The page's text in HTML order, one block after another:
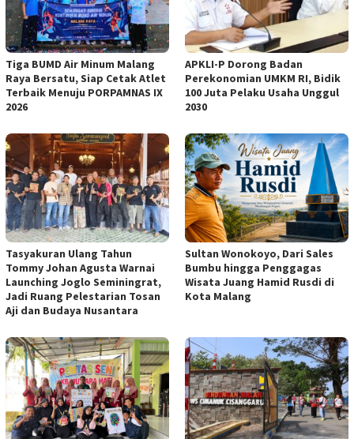
Tiga BUMD Air Minum Malang
Raya Bersatu, Siap Cetak Atlet
Terbaik Menuju PORPAMNAS IX
2026
APKLI-P Dorong Badan
Perekonomian UMKM RI, Bidik
100 Juta Pelaku Usaha Unggul
2030
Tasyakuran Ulang Tahun
Tommy Johan Agusta Warnai
Launching Joglo Seminingrat,
Jadi Ruang Pelestarian Tosan
Aji dan Budaya Nusantara
Sultan Wonokoyo, Dari Sales
Bumbu hingga Penggagas
Wisata Juang Hamid Rusdi di
Kota Malang